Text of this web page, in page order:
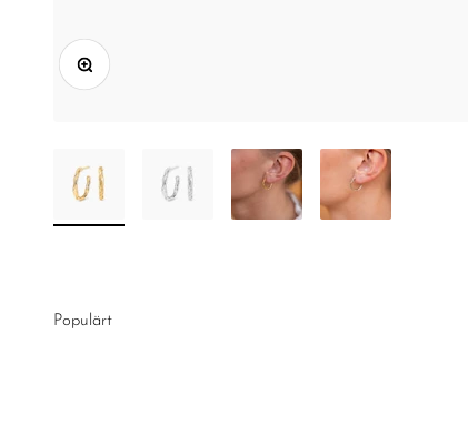
Zooma
Populärt